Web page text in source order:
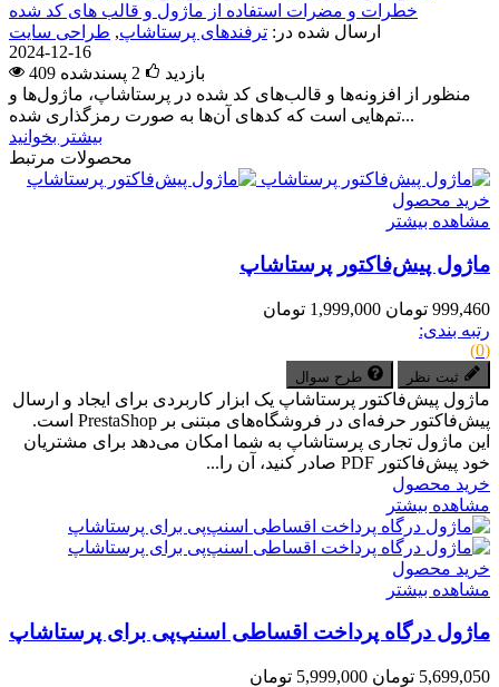
خطرات و مضرات استفاده از ماژول و قالب های کد شده
ارسال شده در: ترفندهای پرستاشاپ, طراحی سایت
2024-12-16
409 بازدید
2 پسندشده
منظور از افزونه‌ها و قالب‌های کد شده در پرستاشاپ، ماژول‌ها و
تم‌هایی است که کدهای آن‌ها به صورت رمزگذاری شده...
بیشتر بخوانید
محصولات مرتبط
خرید محصول
مشاهده بیشتر
ماژول پیش‌فاکتور پرستاشاپ
999,460 تومان
1,999,000 تومان
رتبه بندی:
(0)
ثبت نظر طرح سوال
ماژول پیش‌فاکتور پرستاشاپ یک ابزار کاربردی برای ایجاد و ارسال
پیش‌فاکتور حرفه‌ای در فروشگاه‌های مبتنی بر PrestaShop است.
این ماژول تجاری پرستاشاپ به شما امکان می‌دهد برای مشتریان
خود پیش‌فاکتور PDF صادر کنید، آن را...
خرید محصول
مشاهده بیشتر
خرید محصول
مشاهده بیشتر
ماژول درگاه پرداخت اقساطی اسنپ‌پی برای پرستاشاپ
5,699,050 تومان
5,999,000 تومان